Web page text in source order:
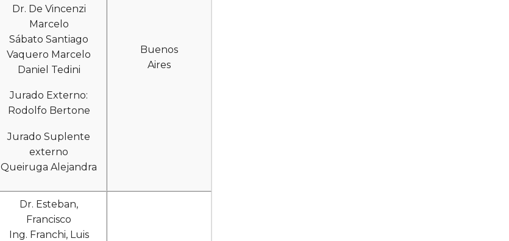
Dr. De Vincenzi
Marcelo
Sábato Santiago
Vaquero Marcelo
Daniel Tedini
Jurado Externo:
Rodolfo Bertone
Jurado Suplente
externo
Queiruga Alejandra
Buenos
Aires
Dr. Esteban,
Francisco
Ing. Franchi, Luis